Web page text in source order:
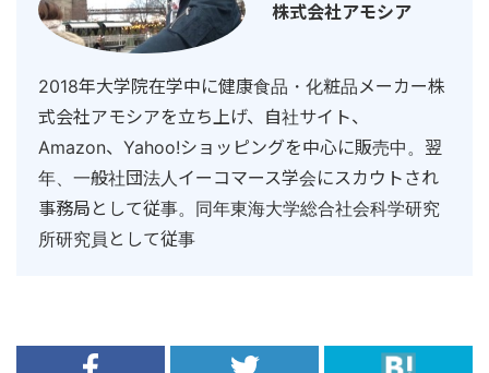
株式会社アモシア
2018年大学院在学中に健康食品・化粧品メーカー株
式会社アモシアを立ち上げ、自社サイト、
Amazon、Yahoo!ショッピングを中心に販売中。翌
年、一般社団法人イーコマース学会にスカウトされ
事務局として従事。同年東海大学総合社会科学研究
所研究員として従事